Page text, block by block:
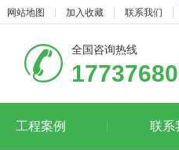
网站地图 加入收藏 联系我们
全国咨询热线
工程案例 联系